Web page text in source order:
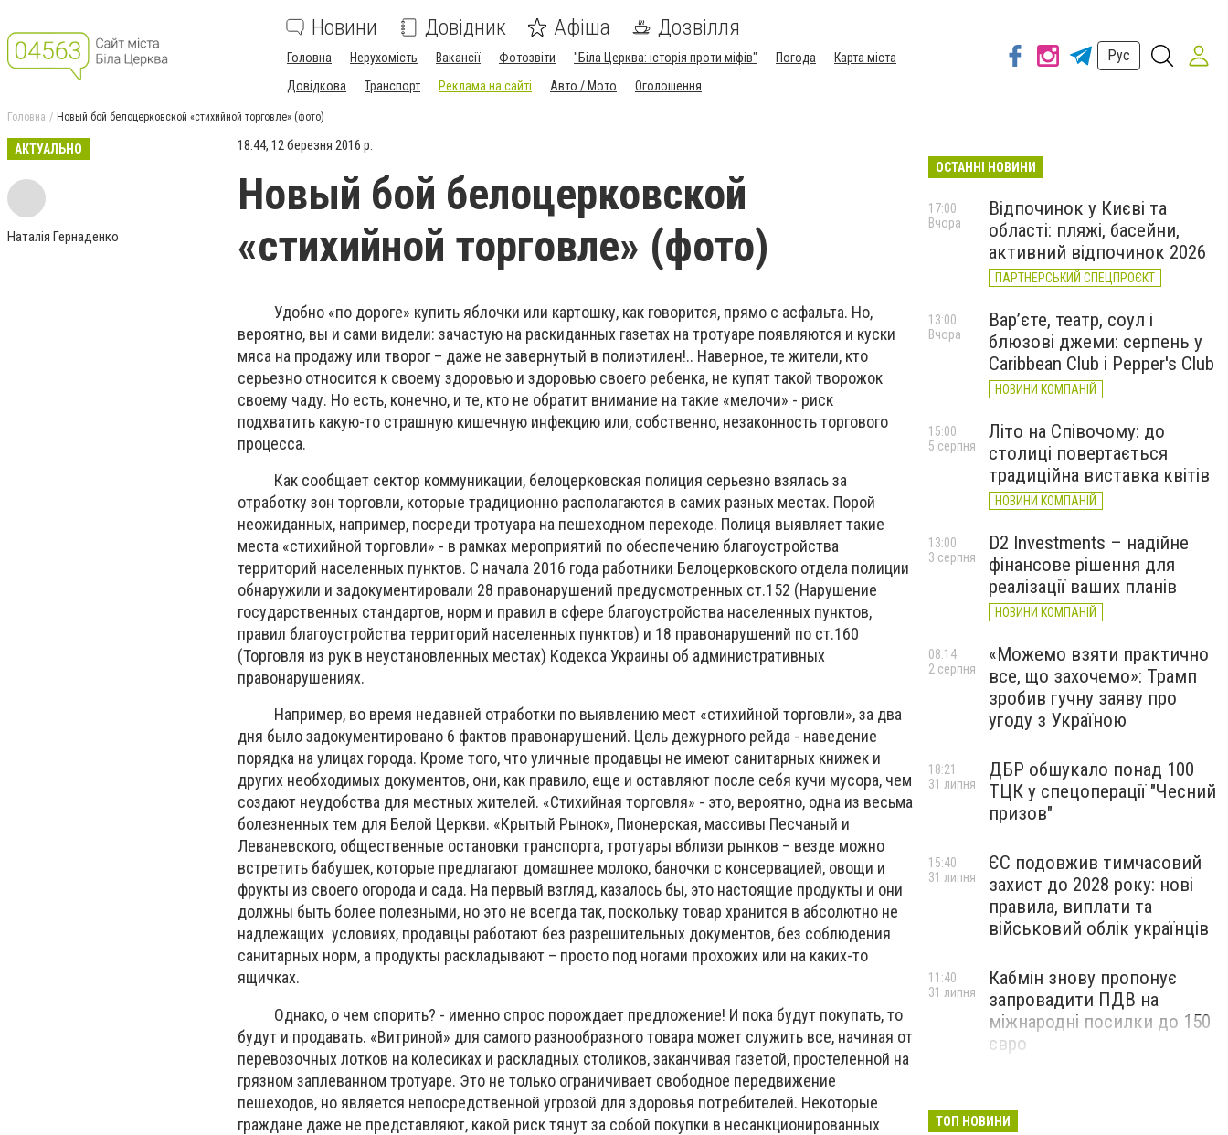
Новини Довідник Афіша Дозвілля
Головна Нерухомість Вакансії Фотозвіти "Біла Церква: історія проти міфів" Погода
Карта міста
Довідкова
Транспорт Реклама на сайті Авто / Мото Оголошення
Рус
Головна Новый бой белоцерковской «стихийной торговле» (фото)
АКТУАЛЬНО
Наталія Гернаденко
18:44, 12 березня 2016 р.
Новый бой белоцерковской
«стихийной торговле» (фото)
Удобно «по дороге» купить яблочки или картошку, как говорится, прямо с асфальта. Но,
вероятно, вы и сами видели: зачастую на раскиданных газетах на тротуаре появляются и куски
мяса на продажу или творог – даже не завернутый в полиэтилен!.. Наверное, те жители, кто
серьезно относится к своему здоровью и здоровью своего ребенка, не купят такой творожок
своему чаду. Но есть, конечно, и те, кто не обратит внимание на такие «мелочи» - риск
подхватить какую-то страшную кишечную инфекцию или, собственно, незаконность торгового
процесса.
Как сообщает сектор коммуникации, белоцерковская полиция серьезно взялась за
отработку зон торговли, которые традиционно располагаются в самих разных местах. Порой
неожиданных, например, посреди тротуара на пешеходном переходе. Полиця выявляет такие
места «стихийной торговли» - в рамках мероприятий по обеспечению благоустройства
территорий населенных пунктов. С начала 2016 года работники Белоцерковского отдела полиции
обнаружили и задокументировали 28 правонарушений предусмотренных ст.152 (Нарушение
государственных стандартов, норм и правил в сфере благоустройства населенных пунктов,
правил благоустройства территорий населенных пунктов) и 18 правонарушений по ст.160
(Торговля из рук в неустановленных местах) Кодекса Украины об административных
правонарушениях.
Например, во время недавней отработки по выявлению мест «стихийной торговли», за два
дня было задокументировано 6 фактов правонарушений. Цель дежурного рейда - наведение
порядка на улицах города. Кроме того, что уличные продавцы не имеют санитарных книжек и
других необходимых документов, они, как правило, еще и оставляют после себя кучи мусора, чем
создают неудобства для местных жителей. «Стихийная торговля» - это, вероятно, одна из весьма
болезненных тем для Белой Церкви. «Крытый Рынок», Пионерская, массивы Песчаный и
Леваневского, общественные остановки транспорта, тротуары вблизи рынков – везде можно
встретить бабушек, которые предлагают домашнее молоко, баночки с консервацией, овощи и
фрукты из своего огорода и сада. На первый взгляд, казалось бы, это настоящие продукты и они
должны быть более полезными, но это не всегда так, поскольку товар хранится в абсолютно не
надлежащих условиях, продавцы работают без разрешительных документов, без соблюдения
санитарных норм, а продукты раскладывают – просто под ногами прохожих или на каких-то
ящичках.
Однако, о чем спорить? - именно спрос порождает предложение! И пока будут покупать, то
будут и продавать. «Витриной» для самого разнообразного товара может служить все, начиная от
перевозочных лотков на колесиках и раскладных столиков, заканчивая газетой, простеленной на
грязном заплеванном тротуаре. Это не только ограничивает свободное передвижение
пешеходов, но является непосредственной угрозой для здоровья потребителей. Некоторые
граждане даже не представляют, какой риск тянут за собой покупки в несанкционированных
ОСТАННІ НОВИНИ
Відпочинок у Києві та
області: пляжі, басейни,
активний відпочинок 2026
ПАРТНЕРСЬКИЙ СПЕЦПРОЄКТ
17:00
Вчора
Вар’єте, театр, соул і
блюзові джеми: серпень у
Caribbean Club і Pepper's Club
НОВИНИ КОМПАНІЙ
13:00
Вчора
Літо на Співочому: до
столиці повертається
традиційна виставка квітів
НОВИНИ КОМПАНІЙ
15:00
5 серпня
D2 Investments – надійне
фінансове рішення для
реалізації ваших планів
НОВИНИ КОМПАНІЙ
13:00
3 серпня
«Можемо взяти практично
все, що захочемо»: Трамп
зробив гучну заяву про
угоду з Україною
08:14
2 серпня
ДБР обшукало понад 100
ТЦК у спецоперації "Чесний
призов"
18:21
31 липня
ЄС подовжив тимчасовий
захист до 2028 року: нові
правила, виплати та
військовий облік українців
15:40
31 липня
Кабмін знову пропонує
запровадити ПДВ на
міжнародні посилки до 150
євро
11:40
31 липня
ТОП НОВИНИ